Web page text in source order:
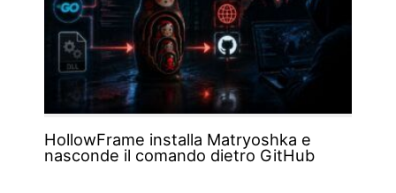
HollowFrame installa Matryoshka e
nasconde il comando dietro GitHub